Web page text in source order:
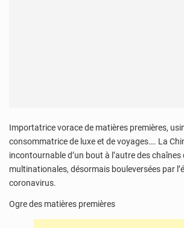
Importatrice vorace de matières premières,
consommatrice de luxe et de voyages…. La
incontournable d’un bout à l’autre des
multinationales, désormais bouleversées par
coronavirus.
Ogre des matières premières